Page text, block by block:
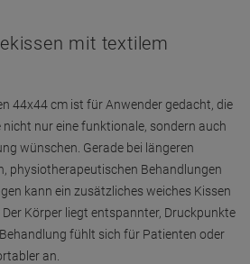
mit textilem
44x44 cm ist für Anwender gedacht, die
nur eine funktionale, sondern auch
wünschen. Gerade bei längeren
physiotherapeutischen Behandlungen
kann ein zusätzliches weiches Kissen
Körper liegt entspannter, Druckpunkte
fühlt sich für Patienten oder
an.